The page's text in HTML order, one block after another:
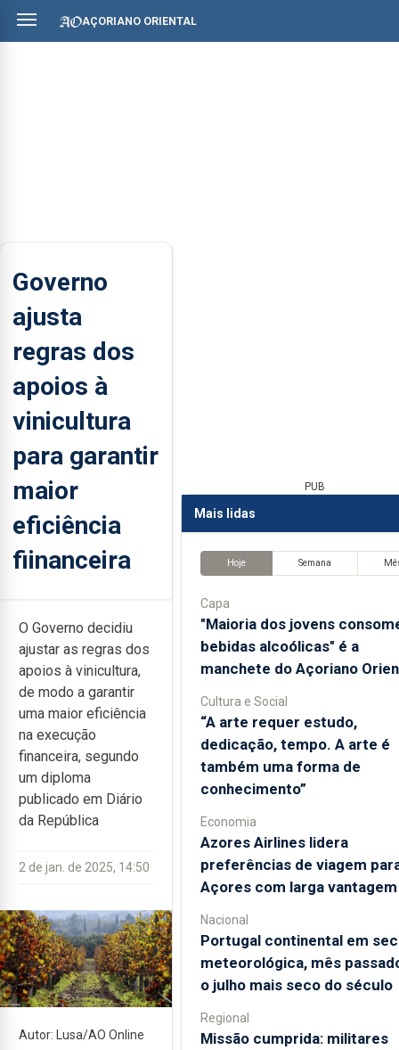
AÇORIANO ORIENTAL
Governo
ajusta
regras dos
apoios à
vinicultura
para garantir
maior
eficiência
fiinanceira
O Governo decidiu
ajustar as regras dos
apoios à vinicultura,
de modo a garantir
uma maior eficiência
na execução
financeira, segundo
um diploma
publicado em Diário
da República
2 de jan. de 2025, 14:50
Autor: Lusa/AO Online
PUB
Mais lidas
Hoje Semana
Capa
"Maioria dos jovens
bebidas alcoólicas" é a
manchete do Açoriano
Cultura e Social
“A arte requer estudo,
dedicação, tempo. A arte é
também uma forma de
conhecimento”
Economia
Azores Airlines lidera
preferências de viagem
Açores com larga vantagem
Nacional
Portugal continental em
meteorológica, mês
o julho mais seco do século
Regional
Missão cumprida: militares